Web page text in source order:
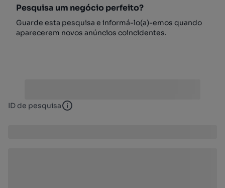
Pesquisa um negócio perfeito?
Guarde esta pesquisa e informá-lo(a)-emos quando
aparecerem novos anúncios coincidentes.
ID de pesquisa ID de pesquisa